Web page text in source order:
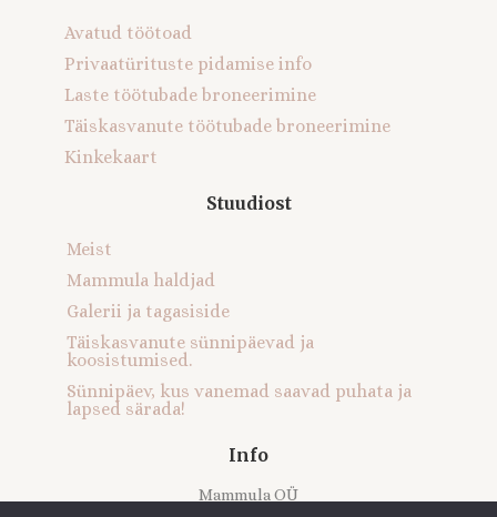
Avatud töötoad
Privaatürituste pidamise info
Laste töötubade broneerimine
Täiskasvanute töötubade broneerimine
Kinkekaart
Stuudiost
Meist
Mammula haldjad
Galerii ja tagasiside
Täiskasvanute sünnipäevad ja
koosistumised.
Sünnipäev, kus vanemad saavad puhata ja
lapsed särada!
Info
Mammula OÜ